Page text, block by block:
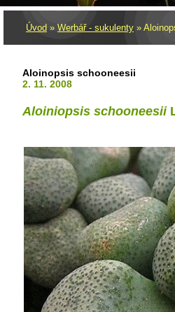
Úvod » Werbář - sukulenty »
Aloinopsis schooneesii
2. 11. 2008
Aloiniopsis schooneesii